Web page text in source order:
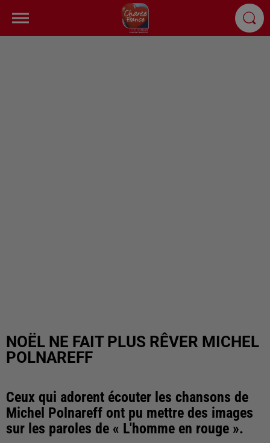
NOËL NE FAIT PLUS RÊVER MICHEL
POLNAREFF
Ceux qui adorent écouter les chansons de
Michel Polnareff ont pu mettre des images
sur les paroles de « L'homme en rouge ».